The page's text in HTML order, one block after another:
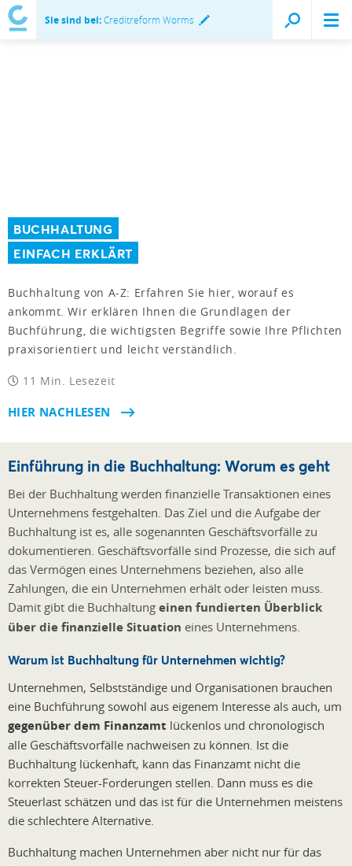
Sie sind bei:Creditreform Worms
BUCHHALTUNG
EINFACH ERKLÄRT
Buchhaltung von A-Z: Erfahren Sie hier, worauf es
ankommt. Wir erklären Ihnen die Grundlagen der
Buchführung, die wichtigsten Begriffe sowie Ihre Pflichten
praxisorientiert und leicht verständlich.
11 Min. Lesezeit
HIER NACHLESEN
Einführung in die Buchhaltung: Worum es geht
Bei der Buchhaltung werden finanzielle Transaktionen eines
Unternehmens festgehalten. Das Ziel und die Aufgabe der
Buchhaltung ist es, alle sogenannten Geschäftsvorfälle zu
dokumentieren. Geschäftsvorfälle sind Prozesse, die sich auf
das Vermögen eines Unternehmens beziehen, also alle
Zahlungen, die ein Unternehmen erhält oder leisten muss.
Damit gibt die Buchhaltung einen fundierten Überblick
über die finanzielle Situation eines Unternehmens.
Warum ist Buchhaltung für Unternehmen wichtig?
Unternehmen, Selbstständige und Organisationen brauchen
eine Buchführung sowohl aus eigenem Interesse als auch, um
gegenüber dem Finanzamt lückenlos und chronologisch
alle Geschäftsvorfälle nachweisen zu können. Ist die
Buchhaltung lückenhaft, kann das Finanzamt nicht die
korrekten Steuer-Forderungen stellen. Dann muss es die
Steuerlast schätzen und das ist für die Unternehmen meistens
die schlechtere Alternative.
Buchhaltung machen Unternehmen aber nicht nur für das